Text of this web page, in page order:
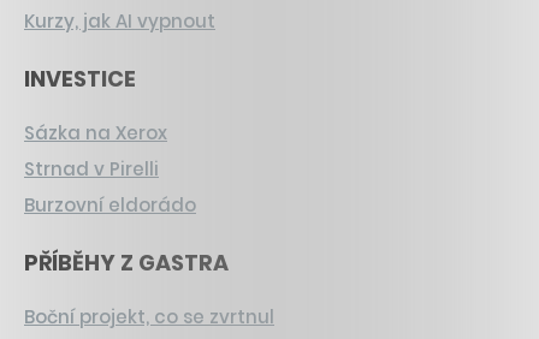
Kurzy, jak AI vypnout
INVESTICE
Sázka na Xerox
Strnad v Pirelli
Burzovní eldorádo
PŘÍBĚHY Z GASTRA
Boční projekt, co se zvrtnul